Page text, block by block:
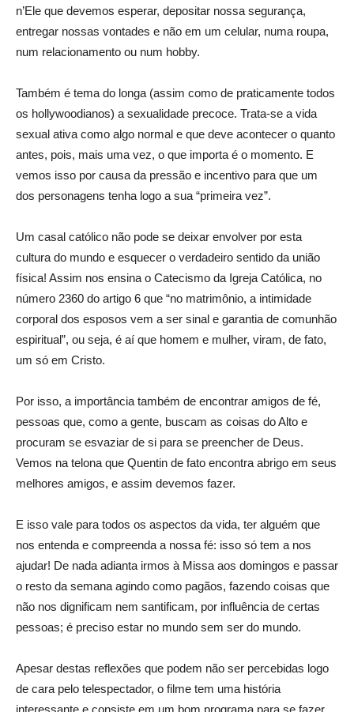
n’Ele que devemos esperar, depositar nossa segurança,
entregar nossas vontades e não em um celular, numa roupa,
num relacionamento ou num hobby.
Também é tema do longa (assim como de praticamente todos
os hollywoodianos) a sexualidade precoce. Trata-se a vida
sexual ativa como algo normal e que deve acontecer o quanto
antes, pois, mais uma vez, o que importa é o momento. E
vemos isso por causa da pressão e incentivo para que um
dos personagens tenha logo a sua “primeira vez”.
Um casal católico não pode se deixar envolver por esta
cultura do mundo e esquecer o verdadeiro sentido da união
física! Assim nos ensina o Catecismo da Igreja Católica, no
número 2360 do artigo 6 que “no matrimônio, a intimidade
corporal dos esposos vem a ser sinal e garantia de comunhão
espiritual”, ou seja, é aí que homem e mulher, viram, de fato,
um só em Cristo.
Por isso, a importância também de encontrar amigos de fé,
pessoas que, como a gente, buscam as coisas do Alto e
procuram se esvaziar de si para se preencher de Deus.
Vemos na telona que Quentin de fato encontra abrigo em seus
melhores amigos, e assim devemos fazer.
E isso vale para todos os aspectos da vida, ter alguém que
nos entenda e compreenda a nossa fé: isso só tem a nos
ajudar! De nada adianta irmos à Missa aos domingos e passar
o resto da semana agindo como pagãos, fazendo coisas que
não nos dignificam nem santificam, por influência de certas
pessoas; é preciso estar no mundo sem ser do mundo.
Apesar destas reflexões que podem não ser percebidas logo
de cara pelo telespectador, o filme tem uma história
interessante e consiste em um bom programa para se fazer